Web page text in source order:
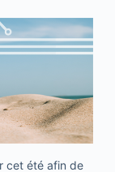
cet été afin de